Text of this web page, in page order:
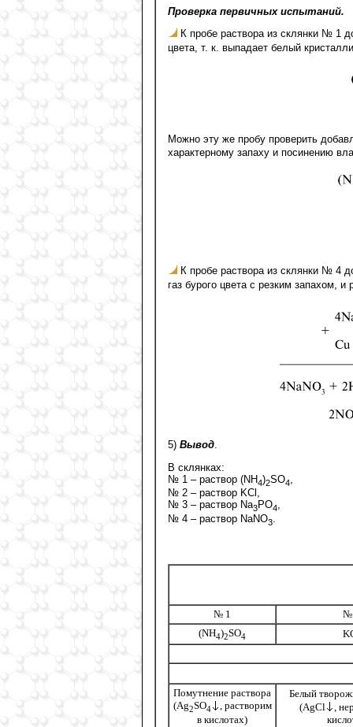
Проверка первичных испытаний.
К пробе раствора из склянки № 1
цвета, т. к. выпадает белый
Можно эту же пробу проверить
характерному запаху и посинению
К пробе раствора из склянки № 4
газ бурого цвета с резким запахом, и
5) Вывод.
В склянках:
№ 1 – раствор (NH4)2SO4
№ 2 – раствор KCl,
№ 3 – раствор Na3PO4,
№ 4 – раствор NaNO3
№ 1
№
(NH4)2SO4
Помутнение раствора
(Ag2SO4
, растворим
в кислотах)
Белый
(AgСl
,